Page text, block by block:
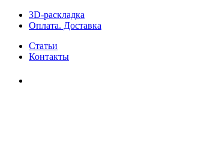
3D-раскладка
Оплата. Доставка
Статьи
Контакты